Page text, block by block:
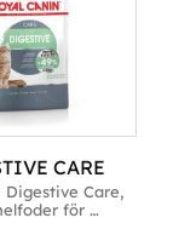
CARE
Digestive Care,
för